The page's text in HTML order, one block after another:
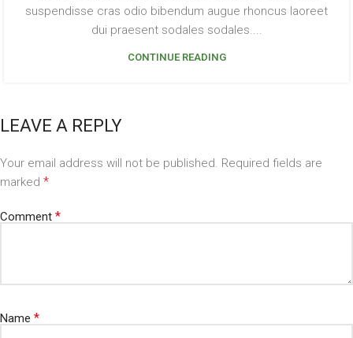
suspendisse cras odio bibendum augue rhoncus laoreet
dui praesent sodales sodales....
CONTINUE READING
LEAVE A REPLY
Your email address will not be published. Required fields are
marked *
Comment *
Name *